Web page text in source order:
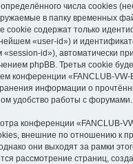
числа cookies
в папку временных
cookie содержат только
«user-id») и
id»), автоматически
phpBB. Третья cookie
конференции «FANCLUB-VW-
информации о
удобство работы с форумами.
конференции «FANCLUB-
внешние по отношению к
они выходят за рамки
рассмотрение страниц,